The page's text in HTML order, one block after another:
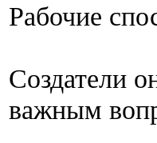
Рабочие
Создатели
важным